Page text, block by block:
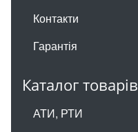
Контакти
Гарантія
Каталог товарів
АТИ, РТИ